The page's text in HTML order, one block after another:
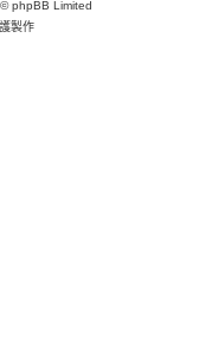
phpBB Limited
製作